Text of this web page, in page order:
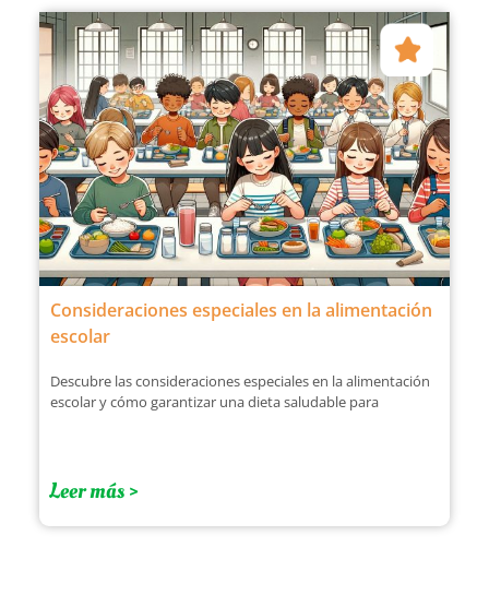
Consideraciones especiales en la alimentación
escolar
Descubre las consideraciones especiales en la alimentación
escolar y cómo garantizar una dieta saludable para
Leer más >